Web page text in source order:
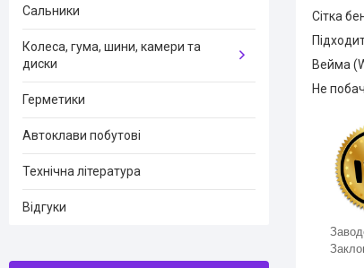
Сітка
Вейма
Не
Сальники
Колеса, гума, шини, камери та
диски
Герметики
Автоклави побутові
Технічна література
Відгуки